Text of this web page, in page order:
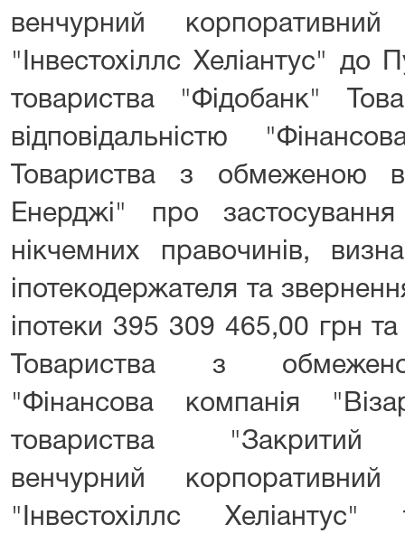
венчурний
"Інвестохіллс Хеліантус" до
товариства "Фідобанк"
відповідальністю
Товариства з обмеженою
Енерджі" про застосування
нікчемних правочинів,
іпотекодержателя та
іпотеки 395 309 465,00 грн
Товариства з
"Фінансова компанія
товариства "Закритий
венчурний
"Інвестохіллс